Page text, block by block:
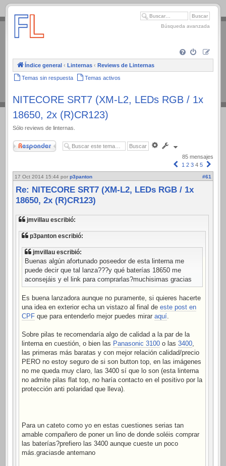
.
Búsqueda avanzada
Índice general ‹ Linternas ‹ Reviews de Linternas
Temas sin respuesta Temas activos
NITECORE SRT7 (XM-L2, LEDs RGB / 1x
18650, 2x (R)CR123)
Sólo reviews de linternas.
Responder
Búsqueda
85 mensajes
Anterior
1 2 3 4 5
17 Oct 2014 15:44 por p3panton #61
Re: NITECORE SRT7 (XM-L2, LEDs RGB / 1x
18650, 2x (R)CR123)
jmvillau escribió:
p3panton escribió:
jmvillau escribió:
Buenas algún afortunado poseedor de esta linterna me
puede decir que tal lanza???y qué baterías 18650 me
aconsejáis y el link para comprarlas?muchisimas gracias
Es buena lanzadora aunque no puramente, si quieres hacerte
una idea en exterior echa un vistazo al final de este post en
CPF que para entenderlo mejor puedes mirar aquí
Sobre pilas te recomendaría algo de calidad a la par de la
linterna en cuestión, o bien las Panasonic 3100 o las 3400
las primeras más baratas y con mejor relación calidad/precio
PERO no estoy seguro de si son button top, en las imágenes
no me queda muy claro, las 3400 sí que lo son (esta linterna
no admite pilas flat top, no haría contacto en el positivo por la
protección anti polaridad que lleva).
Para un cateto como yo en estas cuestiones serias tan
amable compañero de poner un lino de donde soléis comprar
las baterías?prefiero las 3400 aunque cueste un poco
más.graciasde antemano